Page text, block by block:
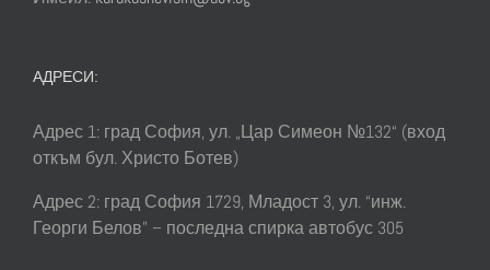
АДРЕСИ:
Адрес 1: град София, ул. „Цар Симеон №132“ (вход
откъм бул. Христо Ботев)
Адрес 2: град София 1729, Младост 3, ул. “инж.
Георги Белов” – последна спирка автобус 305